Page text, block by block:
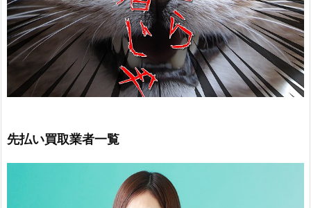
先払い買取業者一覧